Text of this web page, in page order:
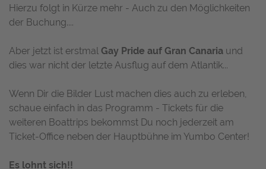
Hierzu folgt in Kürze mehr - Auch zu den Möglichkeiten
der Buchung....
Aber jetzt ist erstmal Gay Pride auf Gran Canaria und
dies war nicht der letzte Ausflug auf dem Atlantik...
Wenn Dir die Bilder Lust machen dies auch zu erleben,
schaue einfach in das Programm - Tickets für die
weiteren Boattrips bekommst Du noch jederzeit am
Ticket-Office neben der Hauptbühne im Yumbo Center!
Es lohnt sich!!